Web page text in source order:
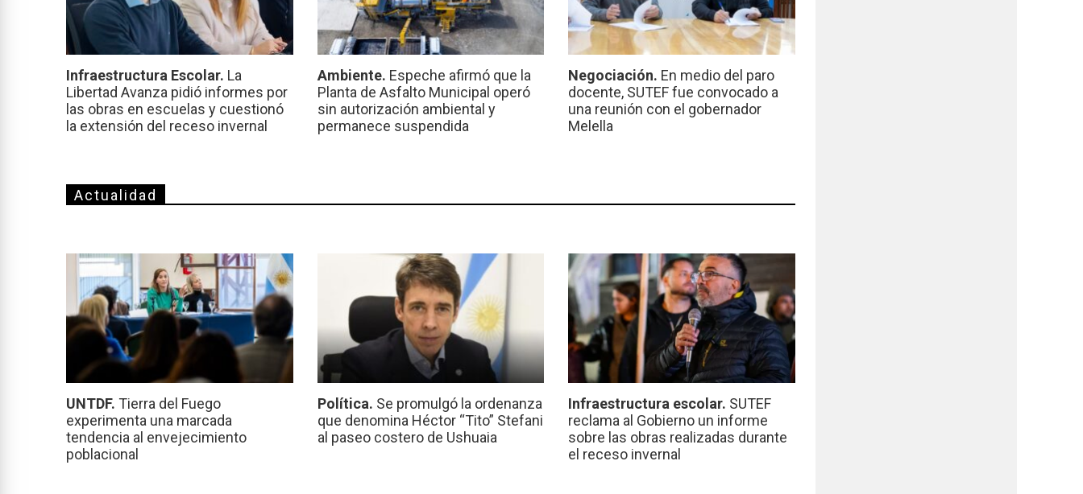
Infraestructura Escolar. La
Libertad Avanza pidió informes por
las obras en escuelas y cuestionó
la extensión del receso invernal
Ambiente. Espeche afirmó que la
Planta de Asfalto Municipal operó
sin autorización ambiental y
permanece suspendida
Negociación. En medio del paro
docente, SUTEF fue convocado a
una reunión con el gobernador
Melella
Actualidad
UNTDF. Tierra del Fuego
experimenta una marcada
tendencia al envejecimiento
poblacional
Política. Se promulgó la ordenanza
que denomina Héctor “Tito” Stefani
al paseo costero de Ushuaia
Infraestructura escolar. SUTEF
reclama al Gobierno un informe
sobre las obras realizadas durante
el receso invernal